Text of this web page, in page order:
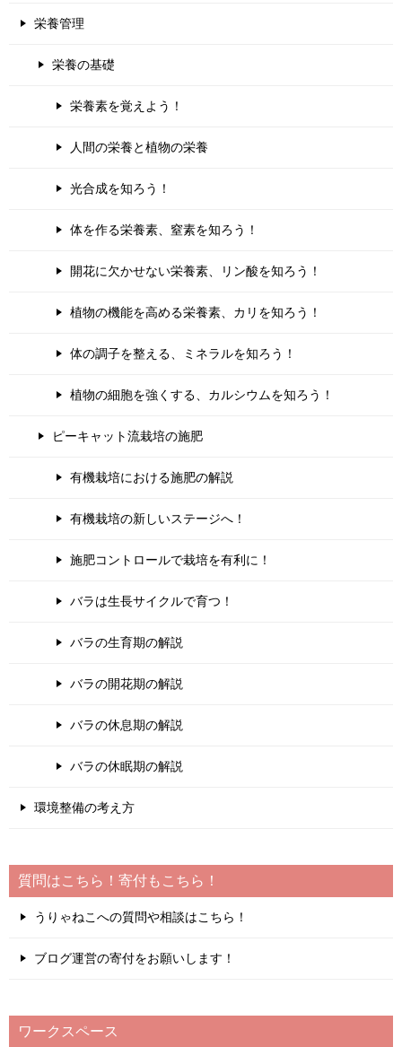
栄養管理
栄養の基礎
栄養素を覚えよう！
人間の栄養と植物の栄養
光合成を知ろう！
体を作る栄養素、窒素を知ろう！
開花に欠かせない栄養素、リン酸を知ろう！
植物の機能を高める栄養素、カリを知ろう！
体の調子を整える、ミネラルを知ろう！
植物の細胞を強くする、カルシウムを知ろう！
ピーキャット流栽培の施肥
有機栽培における施肥の解説
有機栽培の新しいステージへ！
施肥コントロールで栽培を有利に！
バラは生長サイクルで育つ！
バラの生育期の解説
バラの開花期の解説
バラの休息期の解説
バラの休眠期の解説
環境整備の考え方
質問はこちら！寄付もこちら！
うりゃねこへの質問や相談はこちら！
ブログ運営の寄付をお願いします！
ワークスペース